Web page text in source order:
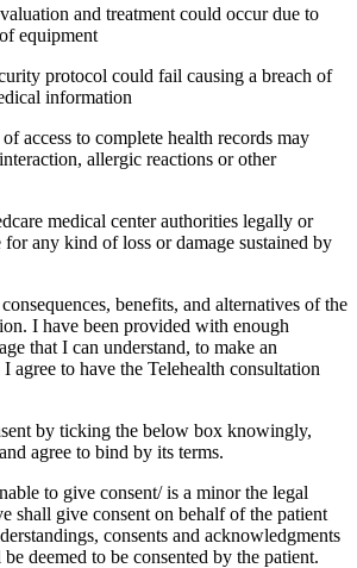
and treatment could occur due to
equipment
protocol could fail causing a breach of
information
access to complete health records may
allergic reactions or other
medical center authorities legally or
any kind of loss or damage sustained by
benefits, and alternatives of the
I have been provided with enough
that I can understand, to make an
agree to have the Telehealth consultation
by ticking the below box knowingly,
agree to bind by its terms.
to give consent/ is a minor the legal
shall give consent on behalf of the patient
consents and acknowledgments
deemed to be consented by the patient.